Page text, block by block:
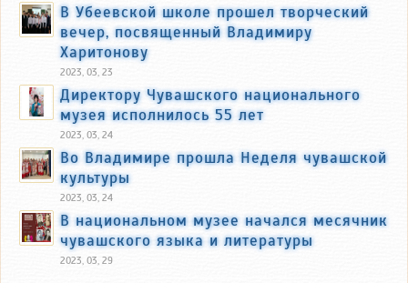
В Убеевской школе прошел творческий
вечер, посвященный Владимиру
Харитонову
2023, 03, 23
Директору Чувашского национального
музея исполнилось 55 лет
2023, 03, 24
Во Владимире прошла Неделя чувашской
культуры
2023, 03, 24
В национальном музее начался месячник
чувашского языка и литературы
2023, 03, 29